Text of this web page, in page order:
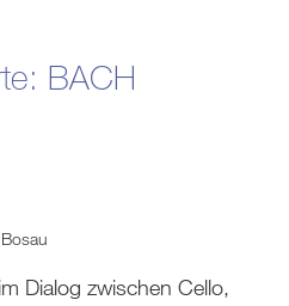
BACH
Dialog zwischen Cello,